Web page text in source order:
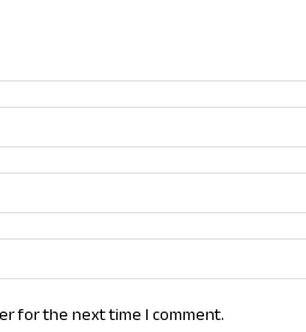
for the next time I comment.